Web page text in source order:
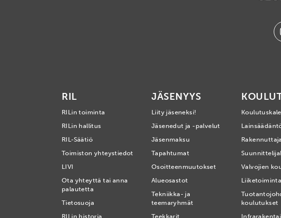
RIL
RILin toiminta
RILin hallitus
RIL-Säätiö
Toimiston yhteystiedot
LIVI
Ota yhteyttä tai anna
palautetta
Tietosuoja
RILin historia
JÄSENYYS
Liity jäseneksi!
Jäsenedut ja -palvelut
Jäsenmaksu
Tapahtumat
Osoitteenmuutokset
Alueosastot
Tekniikka- ja
teemaryhmät
Teekkarit
Valvojien
koulutukset